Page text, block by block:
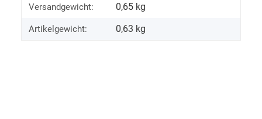
Versandgewicht: 0,65 kg
Artikelgewicht: 0,63 kg